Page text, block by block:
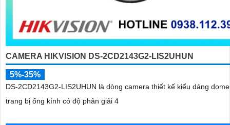
CAMERA HIKVISION DS-2CD2143G2-LIS2UHUN
5%-35%
DS-2CD2143G2-LIS2UHUN là dòng camera thiết kế kiểu dáng
trang bị ống kính có độ phân giải 4